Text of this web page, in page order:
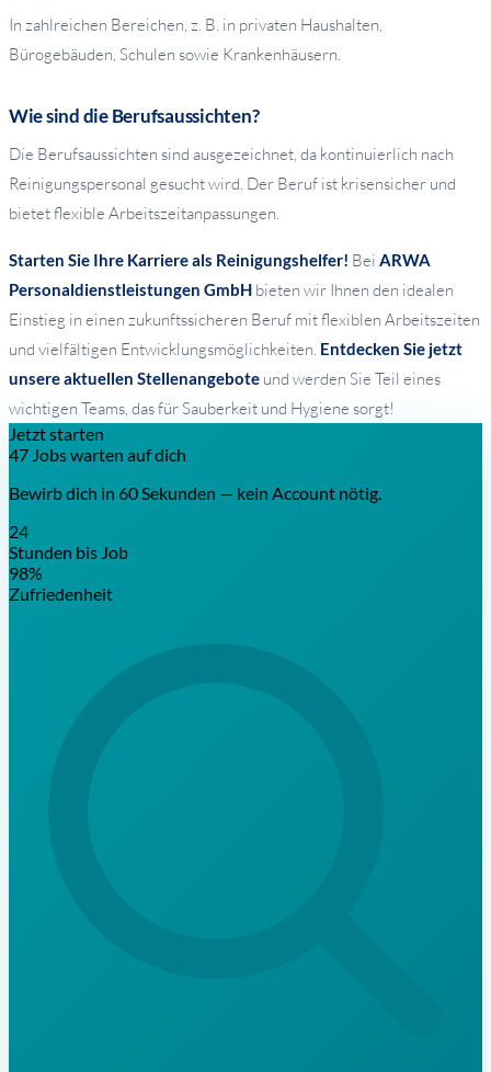
In zahlreichen Bereichen, z. B. in privaten Haushalten,
Bürogebäuden, Schulen sowie Krankenhäusern.
Wie sind die Berufsaussichten?
Die Berufsaussichten sind ausgezeichnet, da kontinuierlich nach
Reinigungspersonal gesucht wird. Der Beruf ist krisensicher und
bietet flexible Arbeitszeitanpassungen.
Starten Sie Ihre Karriere als Reinigungshelfer! Bei ARWA
Personaldienstleistungen GmbH bieten wir Ihnen den idealen
Einstieg in einen zukunftssicheren Beruf mit flexiblen Arbeitszeiten
und vielfältigen Entwicklungsmöglichkeiten. Entdecken Sie jetzt
unsere aktuellen Stellenangebote und werden Sie Teil eines
wichtigen Teams, das für Sauberkeit und Hygiene sorgt!
Jetzt starten
47 Jobs warten auf dich
Bewirb dich in 60 Sekunden — kein Account nötig.
24
Stunden bis Job
98%
Zufriedenheit